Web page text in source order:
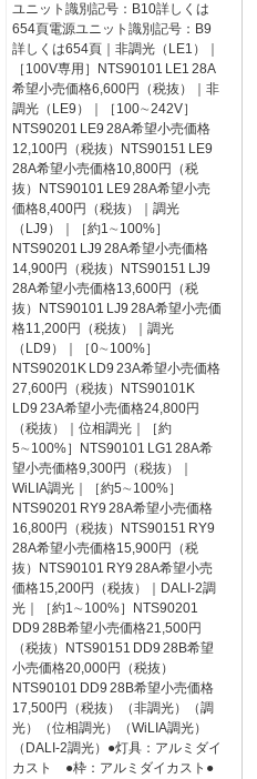
ユニット識別記号：B10詳しくは
654頁電源ユニット識別記号：B9
詳しくは654頁｜非調光（LE1）｜
［100V専用］NTS90101 LE1 28A
希望小売価格6,600円（税抜）｜非
調光（LE9）｜［100∼242V］
NTS90201 LE9 28A希望小売価格
12,100円（税抜）NTS90151 LE9
28A希望小売価格10,800円（税
抜）NTS90101 LE9 28A希望小売
価格8,400円（税抜）｜調光
（LJ9）｜［約1∼100%］
NTS90201 LJ9 28A希望小売価格
14,900円（税抜）NTS90151 LJ9
28A希望小売価格13,600円（税
抜）NTS90101 LJ9 28A希望小売価
格11,200円（税抜）｜調光
（LD9）｜［0∼100%］
NTS90201K LD9 23A希望小売価格
27,600円（税抜）NTS90101K
LD9 23A希望小売価格24,800円
（税抜）｜位相調光｜［約
5∼100%］NTS90101 LG1 28A希
望小売価格9,300円（税抜）｜
WiLIA調光｜［約5∼100%］
NTS90201 RY9 28A希望小売価格
16,800円（税抜）NTS90151 RY9
28A希望小売価格15,900円（税
抜）NTS90101 RY9 28A希望小売
価格15,200円（税抜）｜DALI-2調
光｜［約1∼100%］NTS90201
DD9 28B希望小売価格21,500円
（税抜）NTS90151 DD9 28B希望
小売価格20,000円（税抜）
NTS90101 DD9 28B希望小売価格
17,500円（税抜）（非調光）（調
光）（位相調光）（WiLIA調光）
（DALI-2調光）●灯具：アルミダイ
カスト ●枠：アルミダイカスト●